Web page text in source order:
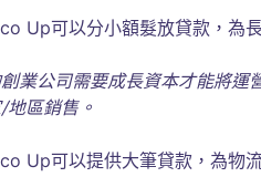
Up可以分小額髮放貸款，為
業公司需要成長資本才能將運
地區銷售。
Up可以提供大筆貸款，為物